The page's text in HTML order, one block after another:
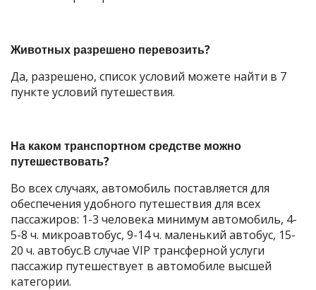
Животных разрешено перевозить?
Да, разрешено, список условий можете найти в 7
пункте условий путешествия.
На каком транспортном средстве можно
путешествовать?
Во всех случаях, автомобиль поставляется для
обеспечения удобного путешествия для всех
пассажиров: 1-3 человека минимум автомобиль, 4-
5-8 ч. микроавтобус, 9-14 ч. маленький автобус, 15-
20 ч. автобус.В случае VIP трансферной услуги
пассажир путешествует в автомобиле высшей
категории.